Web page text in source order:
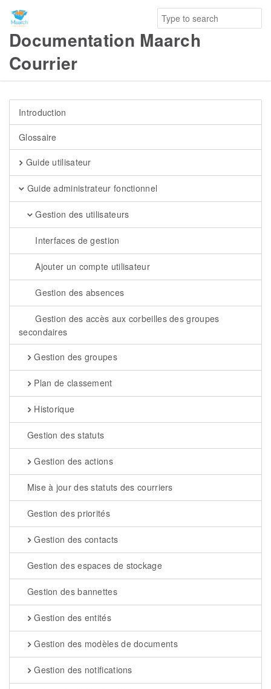
Documentation Maarch
Courrier
Introduction
Glossaire
Guide utilisateur
Guide administrateur fonctionnel
Gestion des utilisateurs
Interfaces de gestion
Ajouter un compte utilisateur
Gestion des absences
Gestion des accès aux corbeilles des groupes
secondaires
Gestion des groupes
Plan de classement
Historique
Gestion des statuts
Gestion des actions
Mise à jour des statuts des courriers
Gestion des priorités
Gestion des contacts
Gestion des espaces de stockage
Gestion des bannettes
Gestion des entités
Gestion des modèles de documents
Gestion des notifications